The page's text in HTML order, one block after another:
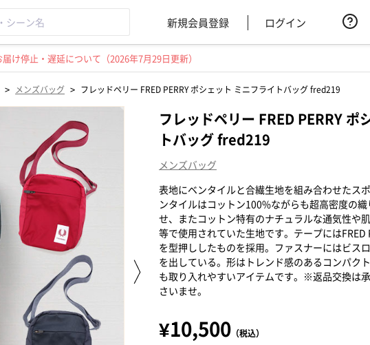
新規会員登録 ログイン
け停止・遅延について（2026年7月29日更新）
> メンズバッグ > フレッドペリー FRED PERRY ポシェット ミニフライトバッグ fred219
フレッドペリー FRED PERRY ポ
トバッグ fred219
メンズバッグ
表地にベンタイルと合繊生地を組み合わせたス
ンタイルはコットン100%ながらも超高密度の
せ、またコットン特有のナチュラルな通気性や
等で使用されていた生地です。テープにはFRED
を型押ししたものを採用。ファスナーにはビス
を出している。形はトレンド感のあるコンパク
も取り入れやすいアイテムです。※返品交換は
さいませ。
¥10,500 （税込）